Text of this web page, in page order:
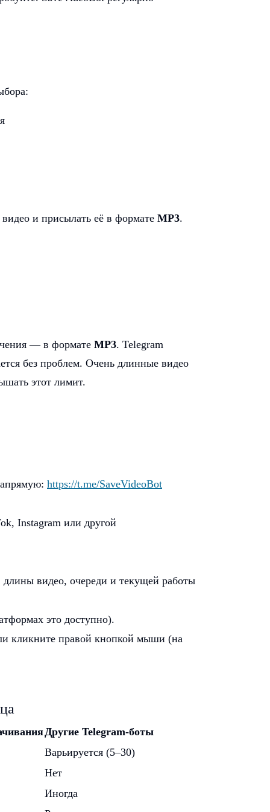
и присылать её в формате MP3.
— в формате MP3. Telegram
без проблем. Очень длинные видео
этот лимит.
https://t.me/SaveVideoBot
Instagram или другой
видео, очереди и текущей работы
это доступно).
кликните правой кнопкой мыши (на
Другие Telegram-боты
Варьируется (5–30)
Нет
Иногда